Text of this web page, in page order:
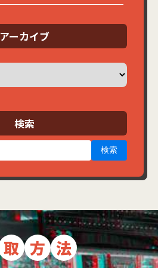
アーカイブ
検索
検索
取 方 法